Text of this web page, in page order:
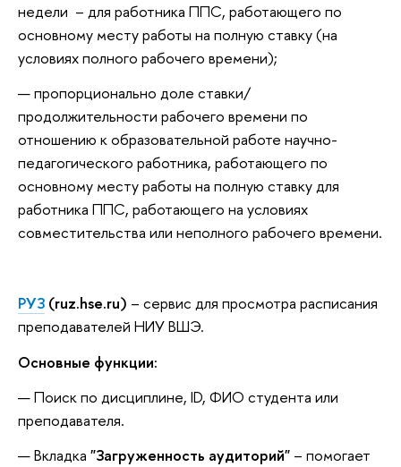
недели – для работника ППС, работающего по
основному месту работы на полную ставку (на
условиях полного рабочего времени);
пропорционально доле ставки/
продолжительности рабочего времени по
отношению к образовательной работе научно-
педагогического работника, работающего по
основному месту работы на полную ставку для
работника ППС, работающего на условиях
совместительства или неполного рабочего времени.
РУЗ (ruz.hse.ru) – сервис для просмотра расписания
преподавателей НИУ ВШЭ.
Основные функции:
Поиск по дисциплине, ID, ФИО студента или
преподавателя.
Вкладка "Загруженность аудиторий" – помогает